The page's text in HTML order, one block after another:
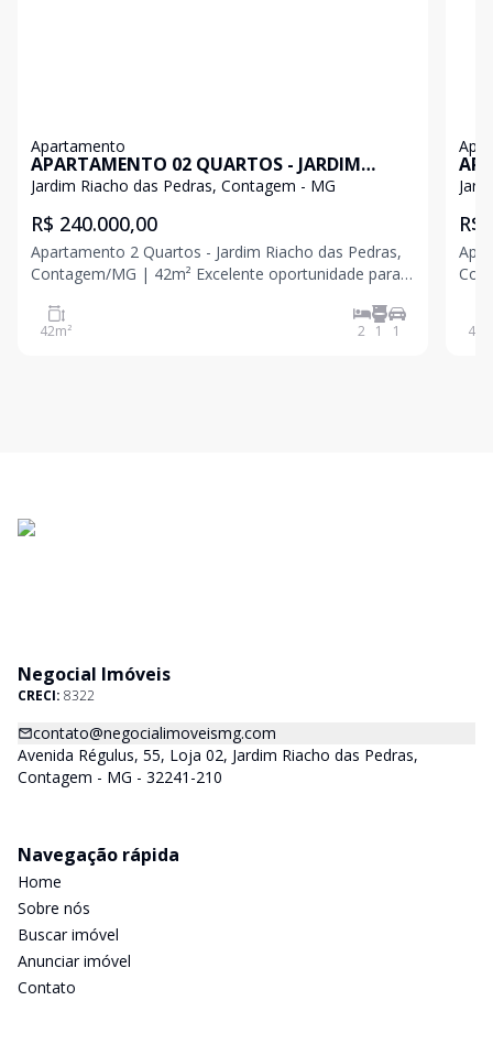
Apartamento
APARTAMENTO 02 QUARTOS - JARDIM
RIACHO DAS PEDRAS
Jardim Riacho das Pedras, Contagem - MG
R$ 240.000,00
Apartamento 2 Quartos - Jardim Riacho das Pedras,
Contagem/MG | 42m² Excelente oportunidade para
custo-benefício. Localizado no bairro Jardim Riacho
das Pedras, em Contagem, este apartamento possui
42m² 2 1 1
R$
48
Negocial Imóveis
CRECI: 8322
contato@negocialimoveismg.com
Avenida Régulus, 55, Loja 02, Jardim Riacho das Pedras,
Contagem - MG - 32241-210
Navegação rápida
Home
Sobre nós
Buscar imóvel
Anunciar imóvel
Contato